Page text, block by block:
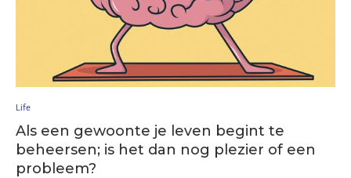
Life
Als een gewoonte je leven begint te
beheersen; is het dan nog plezier of een
probleem?